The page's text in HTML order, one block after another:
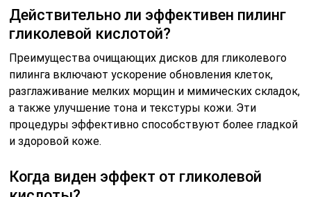
Действительно ли эффективен пилинг
гликолевой кислотой?
Преимущества очищающих дисков для гликолевого
пилинга включают ускорение обновления клеток,
разглаживание мелких морщин и мимических складок,
а также улучшение тона и текстуры кожи. Эти
процедуры эффективно способствуют более гладкой
и здоровой коже.
Когда виден эффект от гликолевой